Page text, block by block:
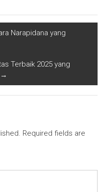
Narapidana yang
Terbaik 2025 yang
→
Required fields are